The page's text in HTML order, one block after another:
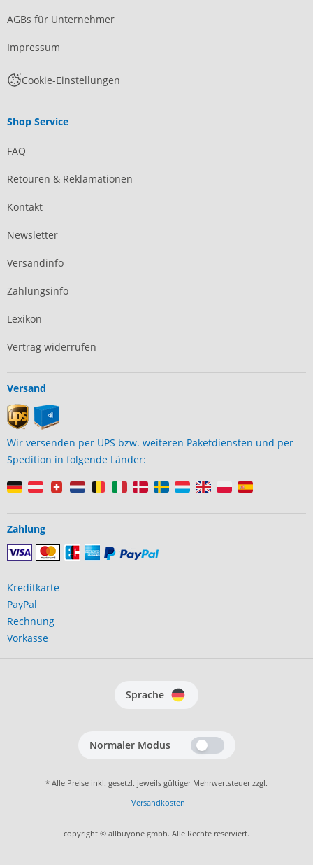
AGBs für Unternehmer
Impressum
Cookie-Einstellungen
Shop Service
FAQ
Retouren & Reklamationen
Kontakt
Newsletter
Versandinfo
Zahlungsinfo
Lexikon
Vertrag widerrufen
Versand
Wir versenden per UPS bzw. weiteren Paketdiensten und per
Spedition in folgende Länder:
Zahlung
Kreditkarte
PayPal
Rechnung
Vorkasse
Sprache
Normaler Modus
* Alle Preise inkl. gesetzl. jeweils gültiger Mehrwertsteuer zzgl.
Versandkosten
copyright © allbuyone gmbh. Alle Rechte reserviert.